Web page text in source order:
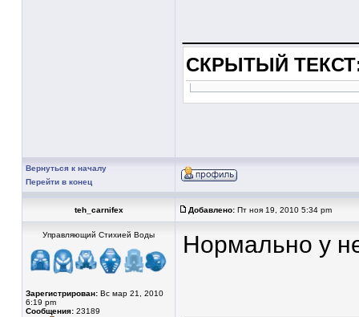
СКРЫТЫЙ
Вернуться к началу
Перейти в конец
teh_carnifex Добавлено: Пт ноя 19, 2010 5:34 pm
Управляющий Стихией Воды
Зарегистрирован: Вс мар 21, 2010
6:19 pm
Сообщения: 23189
Нормально у